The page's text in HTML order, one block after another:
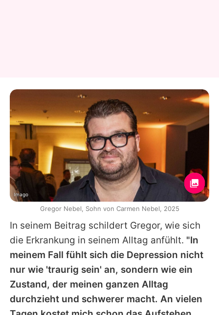
In seinem Beitrag schildert Gregor, wie sich
die Erkrankung in seinem Alltag anfühlt. "In
meinem Fall fühlt sich die Depression nicht
nur wie 'traurig sein' an, sondern wie ein
Zustand, der meinen ganzen Alltag
durchzieht und schwerer macht. An vielen
Imago
Gregor Nebel, Sohn von Carmen Nebel, 2025